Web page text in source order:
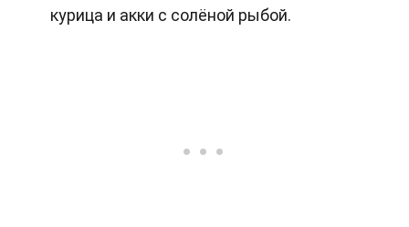
курица и акки с солёной рыбой.